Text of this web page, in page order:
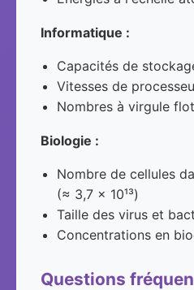
Informatique :
Capacités de
Vitesses de
Nombres à virgule
Biologie :
Nombre de cellules
(≈ 3,7 × 10¹³)
Taille des virus et
Concentrations en
Questions